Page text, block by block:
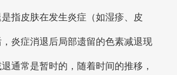
指皮肤在发生炎症（如湿疹、皮
炎症消退后局部遗留的色素减退现
通常是暂时的，随着时间的推移，